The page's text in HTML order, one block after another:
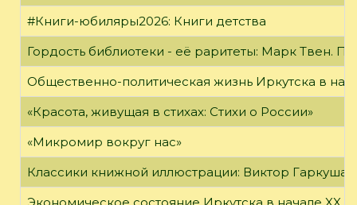
#Книги-юбиляры2026: Книги детства
Гордость библиотеки - её раритеты: Марк Твен.
Общественно-политическая жизнь Иркутска в
«Красота, живущая в стихах: Стихи о России»
«Микромир вокруг нас»
Классики книжной иллюстрации: Виктор Гаркуша